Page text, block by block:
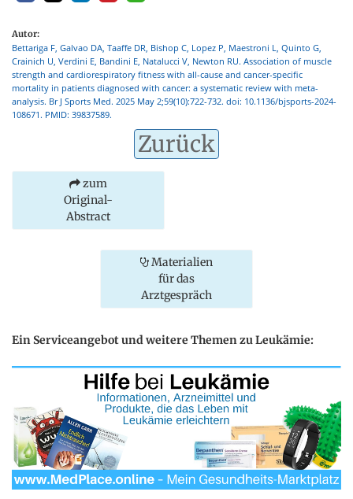
Autor:
Bettariga F, Galvao DA, Taaffe DR, Bishop C, Lopez P, Maestroni L, Quinto G,
Crainich U, Verdini E, Bandini E, Natalucci V, Newton RU. Association of muscle
strength and cardiorespiratory fitness with all-cause and cancer-specific
mortality in patients diagnosed with cancer: a systematic review with meta-
analysis. Br J Sports Med. 2025 May 2;59(10):722-732. doi: 10.1136/bjsports-2024-
108671. PMID: 39837589.
Zurück
zum
Original-
Abstract
Materialien
für das
Arztgespräch
Ein Serviceangebot und weitere Themen zu Leukämie: